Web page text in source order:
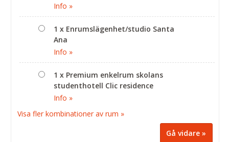
Info »
1 x Enrumslägenhet/studio Santa
Ana
Info »
1 x Premium enkelrum skolans
studenthotell Clic residence
Info »
Visa fler kombinationer av rum »